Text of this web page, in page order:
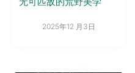
2025年12 月3日